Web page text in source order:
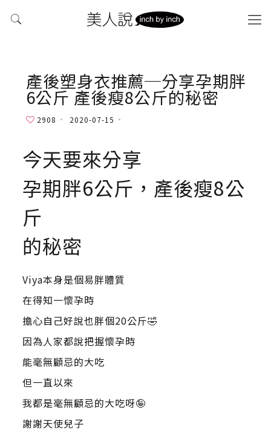
產後塑身衣推薦─分享孕期胖
6公斤 產後瘦8公斤的秘密
2908 2020-07-15
今天要來分享
孕期胖6公斤，產後瘦8公
斤
的秘密
Viya本身是個易胖體質
在得知一懷孕時
擔心自己好說也胖個20公斤🤣
因為人家都說把握懷孕時
能毫無顧忌的大吃
但一直以來
我都是毫無顧忌的大吃呀🤪
謝謝天使兒子